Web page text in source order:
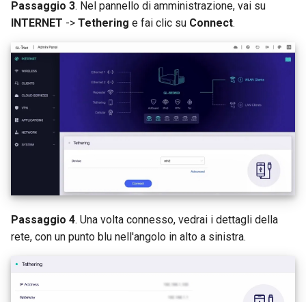
Passaggio 3. Nel pannello di amministrazione, vai su
INTERNET -> Tethering e fai clic su Connect.
Passaggio 4. Una volta connesso, vedrai i dettagli della
rete, con un punto blu nell'angolo in alto a sinistra.